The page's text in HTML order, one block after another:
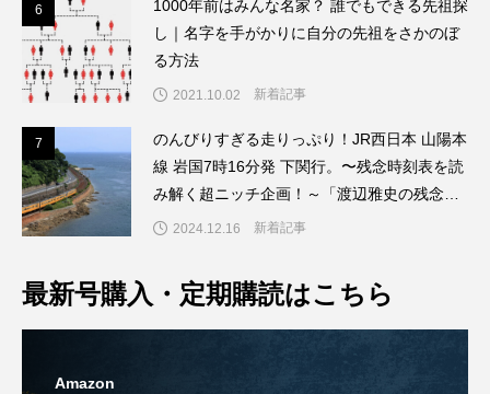
6
1000年前はみんな名家？ 誰でもできる先祖探
し｜名字を手がかりに自分の先祖をさかのぼ
る方法
2021.10.02 新着記事
7
のんびりすぎる走りっぷり！JR西日本 山陽本
線 岩国7時16分発 下関行。〜残念時刻表を読
み解く超ニッチ企画！～「渡辺雅史の残念な
鉄道時刻表」第11回
2024.12.16 新着記事
最新号購入・定期購読はこちら
Amazon